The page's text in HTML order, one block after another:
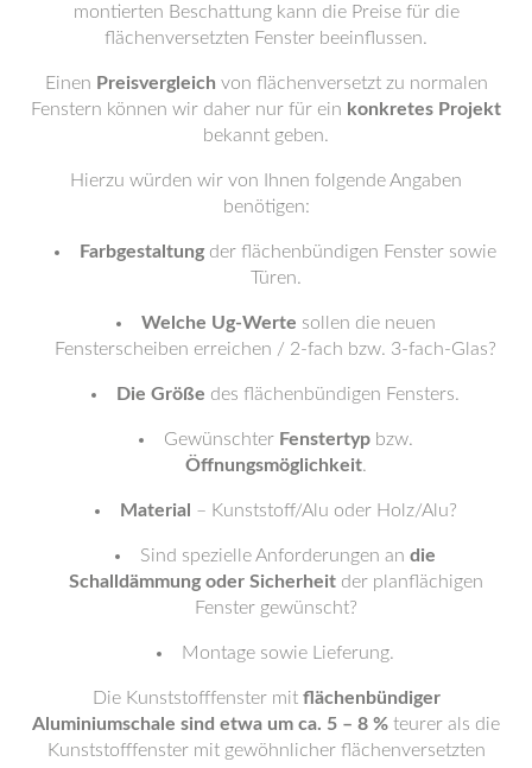
montierten Beschattung kann die Preise für die
flächenversetzten Fenster beeinflussen.
Einen Preisvergleich von flächenversetzt zu normalen
Fenstern können wir daher nur für ein konkretes Projekt
bekannt geben.
Hierzu würden wir von Ihnen folgende Angaben
benötigen:
Farbgestaltung der flächenbündigen Fenster sowie
Türen.
Welche Ug-Werte sollen die neuen
Fensterscheiben erreichen / 2-fach bzw. 3-fach-Glas?
Die Größe des flächenbündigen Fensters.
Gewünschter Fenstertypbzw.
Öffnungsmöglichkeit.
Material – Kunststoff/Alu oder Holz/Alu?
Sind spezielle Anforderungen an die
Schalldämmung oder Sicherheitder planflächigen
Fenster gewünscht?
Montage sowie Lieferung.
Die Kunststofffenster mit flächenbündiger
Aluminiumschale sind etwa um ca. 5 – 8 % teurer als die
Kunststofffenster mit gewöhnlicher flächenversetzten